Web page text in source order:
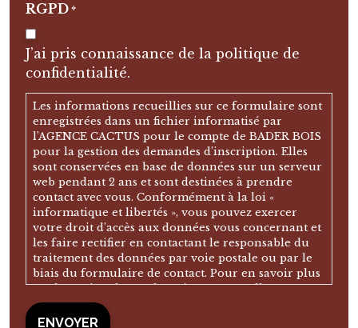
RGPD*
J’ai pris connaissance de la politique de
confidentialité.
Les informations recueillies sur ce formulaire sont
enregistrées dans un fichier informatisé par
l’AGENCE CACTUS pour le compte de BADER BOIS
pour la gestion des demandes d’inscription. Elles
sont conservées en base de données sur un serveur
web pendant 2 ans et sont destinées à prendre
contact avec vous. Conformément à la loi «
informatique et libertés », vous pouvez exercer
votre droit d’accès aux données vous concernant et
les faire rectifier en contactant le responsable du
traitement des données par voie postale ou par le
biais du formulaire de contact. Pour en savoir plus
sur la gestion de vos données personnelles, vous
pouvez consulter notre politique de confidentialité.